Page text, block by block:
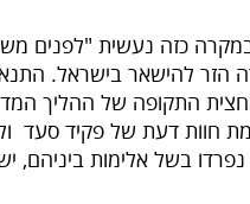
כזה נעשית "לפנים
הזר להישאר בישראל.
התקופה של ההליך
חוות דעת של פקיד סעד
נפרדו בשל אלימות